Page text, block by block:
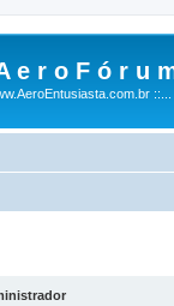
e r o F ó r u
::...